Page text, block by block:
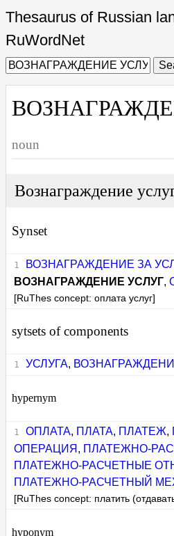
Thesaurus of Russian
RuWordNet
noun
Вознаграждение
Synset
ВОЗНАГРАЖДЕНИЕ ЗА
ВОЗНАГРАЖДЕНИЕ УСЛУГ,
[RuThes concept: оплата услуг]
sytsets of components
УСЛУГА,
hypernym
ОПЛАТА, ПЛАТА, ПЛАТЕЖ,
ОПЕРАЦИЯ , ПЛАТЕЖНО-
ПЛАТЕЖНО-РАСЧЕТНЫЕ
ПЛАТЕЖНО-РАСЧЕТНЫЙ
[RuThes concept: платить
hyponym